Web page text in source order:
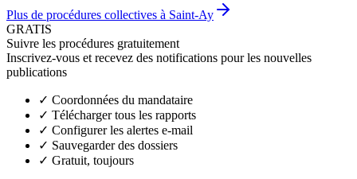
Plus de procédures collectives à Saint-Ay
GRATIS
Suivre les procédures gratuitement
Inscrivez-vous et recevez des notifications pour les nouvelles
publications
✓ Coordonnées du mandataire
✓ Télécharger tous les rapports
✓ Configurer les alertes e-mail
✓ Sauvegarder des dossiers
✓ Gratuit, toujours